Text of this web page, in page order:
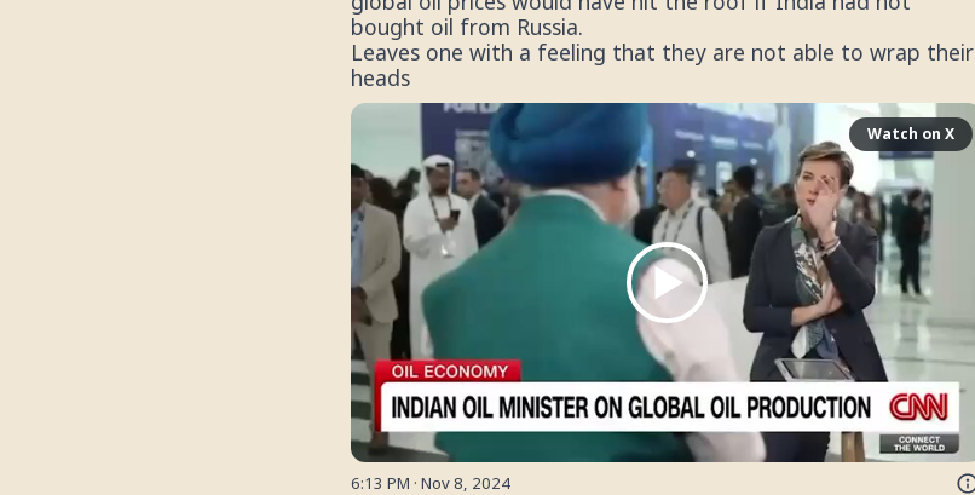
bought oil from Russia.
Leaves one with a feeling that they are not able to wrap their
heads
Watch on X
6:13 PM · Nov 8, 2024